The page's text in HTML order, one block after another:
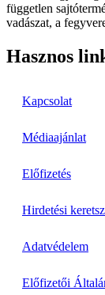
független
vadászat, a
Hasznos
Kapcsolat
Médiaajánlat
Előfizetés
Hirdetési
Adatvédelem
Előfizetői